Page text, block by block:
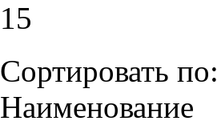
15
Сортировать по:
Наименование